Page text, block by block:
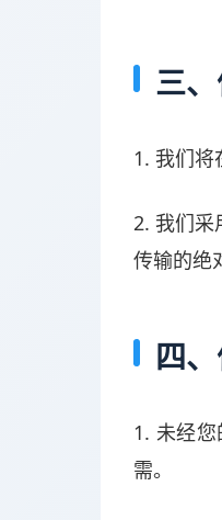
三
1. 我们将
2. 我们采
传输的绝
四
1. 未经
需。